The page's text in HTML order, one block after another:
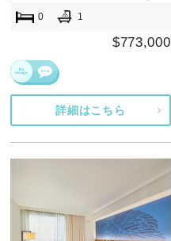
0 1
$773,000
詳細はこちら